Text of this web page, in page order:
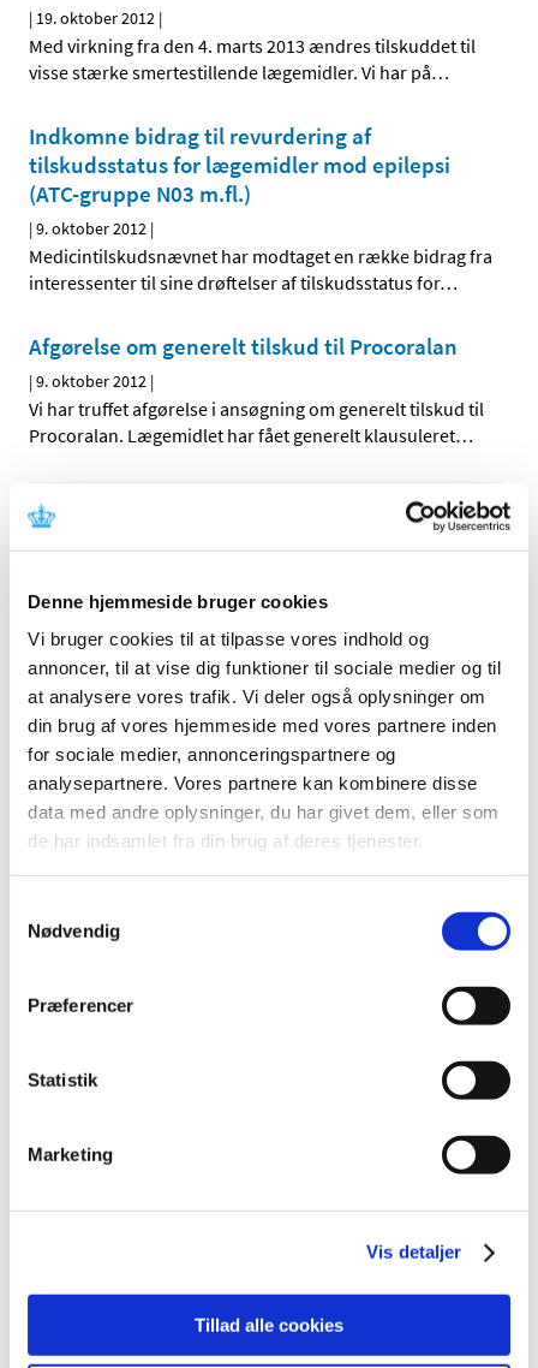
Denne hjemmeside bruger cookies
Vi bruger cookies til at tilpasse vores indhold og
annoncer, til at vise dig funktioner til sociale medier og til
at analysere vores trafik. Vi deler også oplysninger om
din brug af vores hjemmeside med vores partnere inden
for sociale medier, annonceringspartnere og
analysepartnere. Vores partnere kan kombinere disse
data med andre oplysninger, du har givet dem, eller som
de har indsamlet fra din brug af deres tjenester.
Nødvendig
Præferencer
Statistik
Marketing
Vis detaljer
Tillad alle cookies
| 19. oktober 2012 |
Med virkning fra den 4. marts 2013 ændres tilskuddet til
visse stærke smertestillende lægemidler. Vi har på…
Indkomne bidrag til revurdering af
tilskudsstatus for lægemidler mod epilepsi
(ATC-gruppe N03 m.fl.)
|9. oktober 2012 |
Medicintilskudsnævnet har modtaget en række bidrag fra
interessenter til sine drøftelser af tilskudsstatus for…
Afgørelse om generelt tilskud til Procoralan
|9. oktober 2012 |
Vi har truffet afgørelse i ansøgning om generelt tilskud til
Procoralan. Lægemidlet har fået generelt klausuleret…
Alle (514)
2026 (22)
2025 (13)
2024 (15)
2023 (18)
2022 (10)
2021 (32)
2020 (13)
2019 (41)
2016 (48)
2014 (44)
2012 (44)
oktober (4)